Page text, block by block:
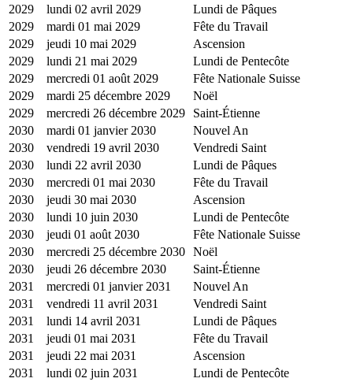
2029
lundi 02 avril 2029
Lundi de Pâques
2029
mardi 01 mai 2029
Fête du Travail
2029
jeudi 10 mai 2029
Ascension
2029
lundi 21 mai 2029
Lundi de Pentecôte
2029
mercredi 01 août 2029
Fête Nationale Suisse
2029
mardi 25 décembre 2029
Noël
2029
mercredi 26 décembre 2029
Saint-Étienne
2030
mardi 01 janvier 2030
Nouvel An
2030
vendredi 19 avril 2030
Vendredi Saint
2030
lundi 22 avril 2030
Lundi de Pâques
2030
mercredi 01 mai 2030
Fête du Travail
2030
jeudi 30 mai 2030
Ascension
2030
lundi 10 juin 2030
Lundi de Pentecôte
2030
jeudi 01 août 2030
Fête Nationale Suisse
2030
mercredi 25 décembre 2030 Noël
2030
jeudi 26 décembre 2030
Saint-Étienne
2031
mercredi 01 janvier 2031
Nouvel An
2031
vendredi 11 avril 2031
Vendredi Saint
2031
lundi 14 avril 2031
Lundi de Pâques
2031
jeudi 01 mai 2031
Fête du Travail
2031
jeudi 22 mai 2031
Ascension
2031
lundi 02 juin 2031
Lundi de Pentecôte